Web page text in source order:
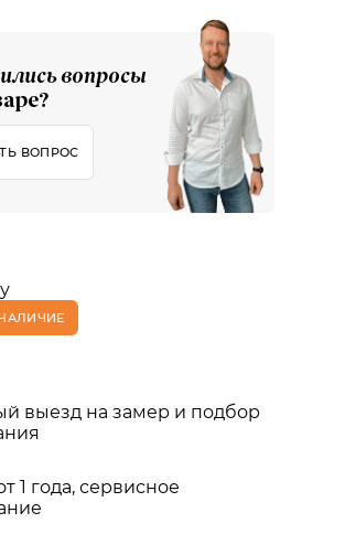
вопросы
ВОПРОС
выезд на замер и подбор
1 года, сервисное